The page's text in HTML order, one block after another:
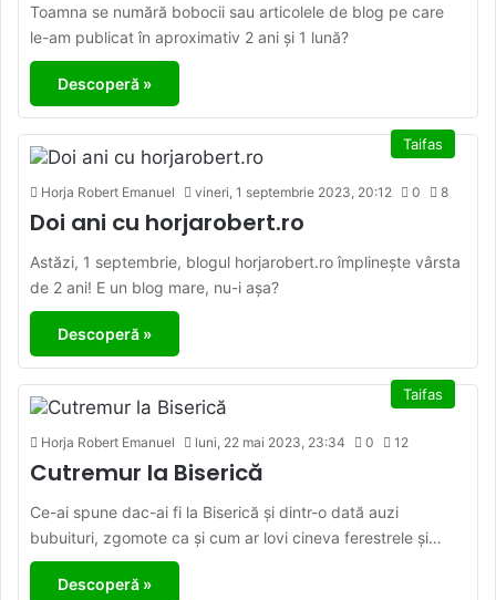
Toamna se numără bobocii sau articolele de blog pe care
le-am publicat în aproximativ 2 ani și 1 lună?
Descoperă »
Taifas
Horja Robert Emanuel vineri, 1 septembrie 2023, 20:12 0 8
Doi ani cu horjarobert.ro
Astăzi, 1 septembrie, blogul horjarobert.ro împlinește vârsta
de 2 ani! E un blog mare, nu-i așa?
Descoperă »
Taifas
Horja Robert Emanuel luni, 22 mai 2023, 23:34 0 12
Cutremur la Biserică
Ce-ai spune dac-ai fi la Biserică și dintr-o dată auzi
bubuituri, zgomote ca și cum ar lovi cineva ferestrele și…
Descoperă »